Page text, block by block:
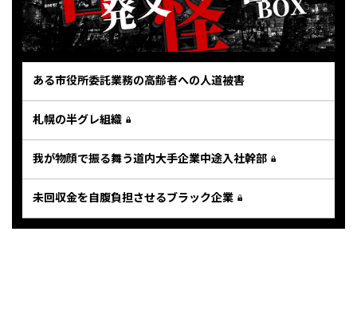
ある市役所委託業務の高齢者への人道被害
札幌の半グレ組織
我が物顔で振る舞う道内大手企業中途入社幹部
未回収金を自腹負担させるブラック企業